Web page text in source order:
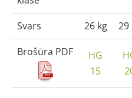
Svars 26 kg 29
Brošūra PDF
HG
15